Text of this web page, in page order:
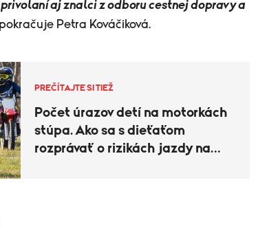
aj znalci z odboru cestnej dopravy a
Petra Kováčiková.
PREČÍTAJTE SI TIEŽ
Počet úrazov detí na motorkách
stúpa. Ako sa s dieťaťom
rozprávať o rizikách jazdy na